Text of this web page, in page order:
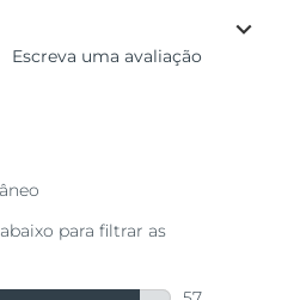
Escreva uma avaliação